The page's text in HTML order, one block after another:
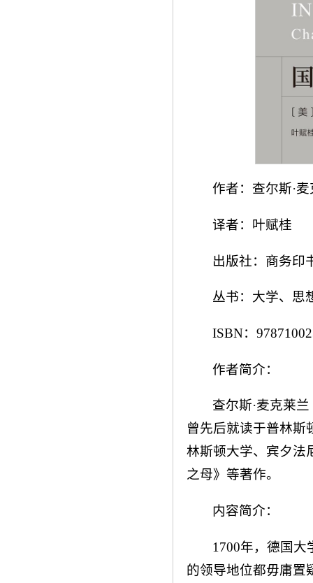
作者：查尔斯·
译者：叶赋桂
出版社：商务印
丛书：大学、思
ISBN：
作者简介：
查尔斯·麦克莱
曾先后就读于普林斯
林斯顿大学、宾夕法
之母》等著作。
内容简介：
1700年，德国大
的领导地位都毋庸置